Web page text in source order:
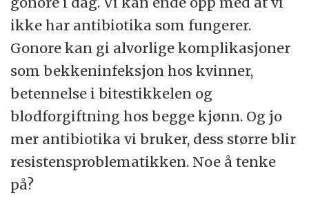
ikke har antibiotika som fungerer.
Gonore kan gi alvorlige komplikasjoner
som bekkeninfeksjon hos kvinner,
betennelse i bitestikkelen og
blodforgiftning hos begge kjønn. Og jo
mer antibiotika vi bruker, dess større blir
resistensproblematikken. Noe å tenke
på?